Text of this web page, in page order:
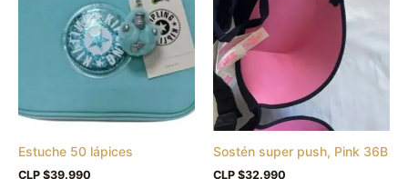
Estuche 50 lápices
CLP $39.990
Sostén super push, Pink 36B
CLP $32.990